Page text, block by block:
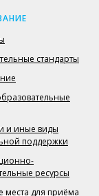
стандарты
и иные виды
поддержки
ресурсы
места для приёма